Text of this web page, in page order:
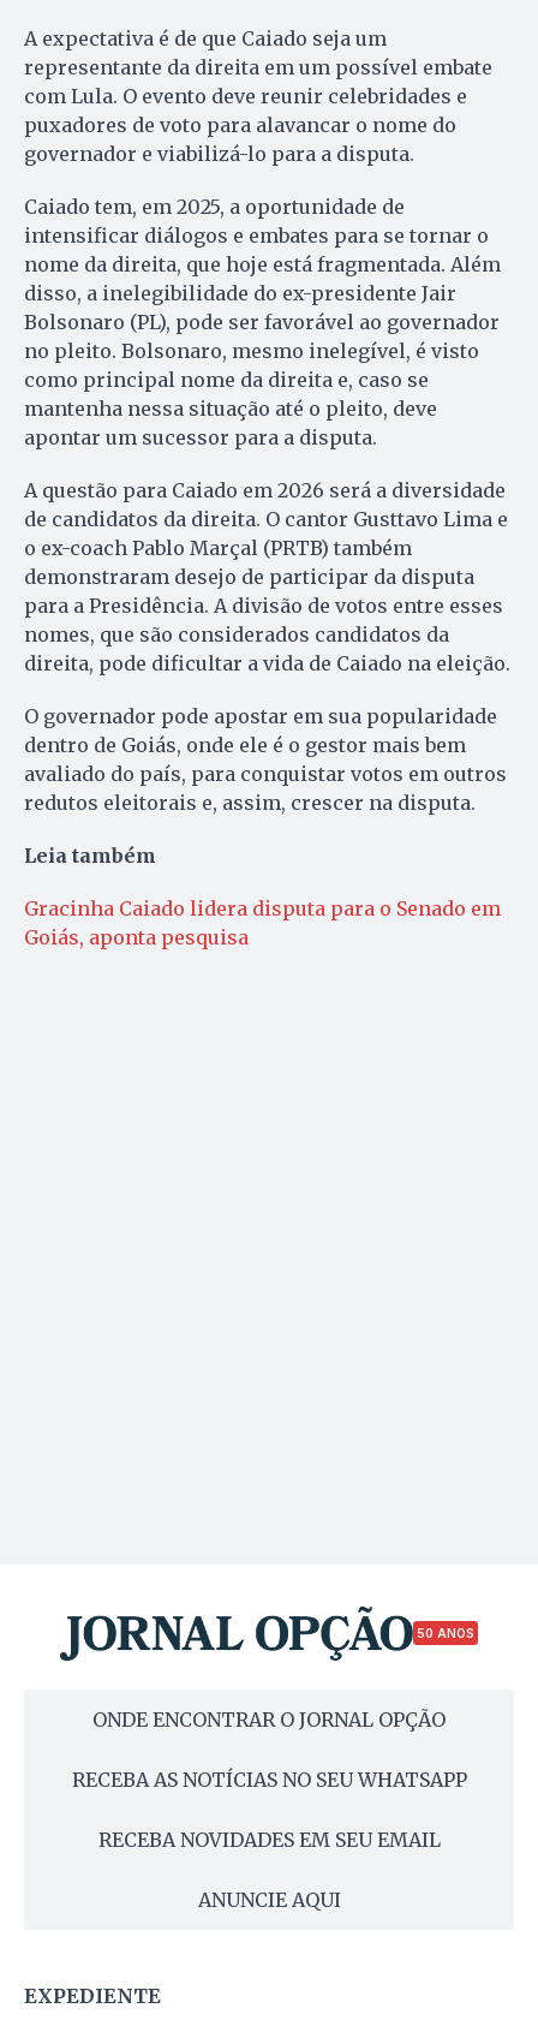
A expectativa é de que Caiado seja um
representante da direita em um possível embate
com Lula. O evento deve reunir celebridades e
puxadores de voto para alavancar o nome do
governador e viabilizá-lo para a disputa.
Caiado tem, em 2025, a oportunidade de
intensificar diálogos e embates para se tornar o
nome da direita, que hoje está fragmentada. Além
disso, a inelegibilidade do ex-presidente Jair
Bolsonaro (PL), pode ser favorável ao governador
no pleito. Bolsonaro, mesmo inelegível, é visto
como principal nome da direita e, caso se
mantenha nessa situação até o pleito, deve
apontar um sucessor para a disputa.
A questão para Caiado em 2026 será a diversidade
de candidatos da direita. O cantor Gusttavo Lima e
o ex-coach Pablo Marçal (PRTB) também
demonstraram desejo de participar da disputa
para a Presidência. A divisão de votos entre esses
nomes, que são considerados candidatos da
direita, pode dificultar a vida de Caiado na eleição.
O governador pode apostar em sua popularidade
dentro de Goiás, onde ele é o gestor mais bem
avaliado do país, para conquistar votos em outros
redutos eleitorais e, assim, crescer na disputa.
Leia também
Gracinha Caiado lidera disputa para o Senado em
Goiás, aponta pesquisa
50 ANOS
ONDE ENCONTRAR O JORNAL OPÇÃO
RECEBA AS NOTÍCIAS NO SEU WHATSAPP
RECEBA NOVIDADES EM SEU EMAIL
ANUNCIE AQUI
EXPEDIENTE